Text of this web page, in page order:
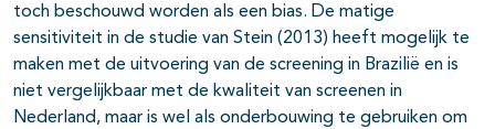
toch beschouwd worden als een bias. De matige
sensitiviteit in de studie van Stein (2013) heeft mogelijk te
maken met de uitvoering van de screening in Brazilië en is
niet vergelijkbaar met de kwaliteit van screenen in
Nederland, maar is wel als onderbouwing te gebruiken om